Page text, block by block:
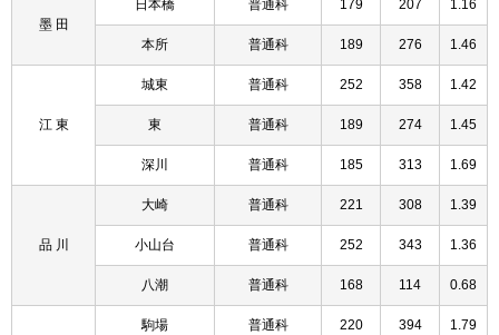
墨 田
日本橋 普通科 179 207 1.16
本所 普通科 189 276 1.46
江 東
城東 普通科 252 358 1.42
東 普通科 189 274 1.45
深川 普通科 185 313 1.69
品 川
大崎 普通科 221 308 1.39
小山台 普通科 252 343 1.36
八潮 普通科 168 114 0.68
駒場 普通科 220 394 1.79